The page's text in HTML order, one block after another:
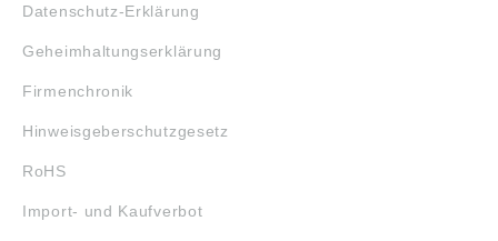
Datenschutz-Erklärung
Geheimhaltungserklärung
Firmenchronik
Hinweisgeberschutzgesetz
RoHS
Import- und Kaufverbot